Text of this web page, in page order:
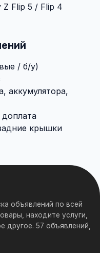
Z Flip 5 / Flip 4
/ б/у)
аккумулятора,
крышки
объявлений по всей
находите услуги,
другое. 57 объявлений,